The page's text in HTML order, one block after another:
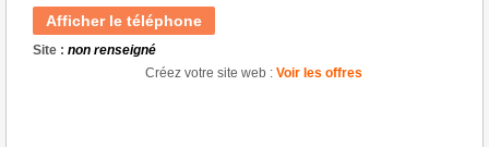
Afficher le téléphone
Site : non renseigné
Créez votre site web : Voir les offres